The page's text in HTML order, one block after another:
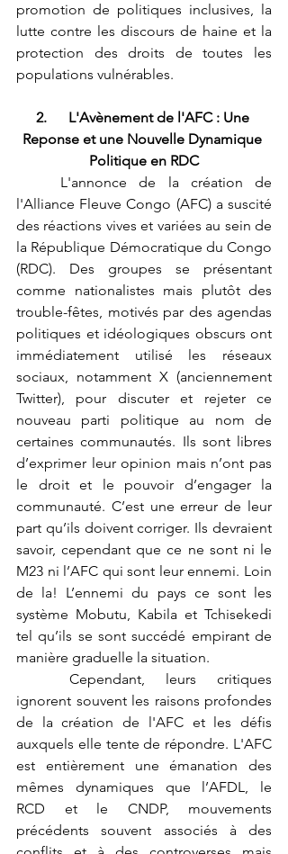
promotion de politiques inclusives, la
lutte contre les discours de haine et la
protection des droits de toutes les
populations vulnérables.
2.      L'Avènement de l'AFC : Une
Reponse et une Nouvelle Dynamique
Politique en RDC
l'Alliance Fleuve Congo (AFC) a suscité
des réactions vives et variées au sein de
la République Démocratique du Congo
(RDC). Des groupes se présentant
comme nationalistes mais plutôt des
trouble-fêtes, motivés par des agendas
politiques et idéologiques obscurs ont
immédiatement utilisé les réseaux
sociaux, notamment X (anciennement
Twitter), pour discuter et rejeter ce
nouveau parti politique au nom de
certaines communautés. Ils sont libres
d’exprimer leur opinion mais n’ont pas
le droit et le pouvoir d’engager la
communauté. C’est une erreur de leur
part qu’ils doivent corriger. Ils devraient
savoir, cependant que ce ne sont ni le
M23 ni l’AFC qui sont leur ennemi. Loin
de la! L’ennemi du pays ce sont les
système Mobutu, Kabila et Tchisekedi
tel qu’ils se sont succédé empirant de
manière graduelle la situation.
ignorent souvent les raisons profondes
de la création de l'AFC et les défis
auxquels elle tente de répondre. L'AFC
est entièrement une émanation des
mêmes dynamiques que l’AFDL, le
RCD et le CNDP, mouvements
précédents souvent associés à des